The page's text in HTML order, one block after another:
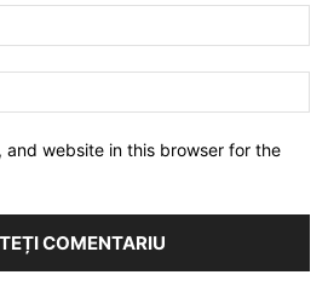
and website in this browser for the